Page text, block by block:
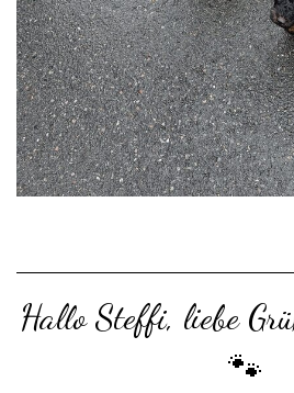
Hallo Steffi, liebe
🐾